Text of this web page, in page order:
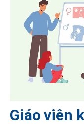
Giáo viên